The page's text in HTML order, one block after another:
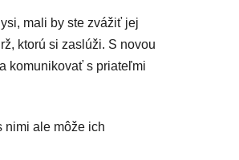
mali by ste zvážiť jej
ktorú si zaslúži. S novou
komunikovať s priateľmi
nimi ale môže ich